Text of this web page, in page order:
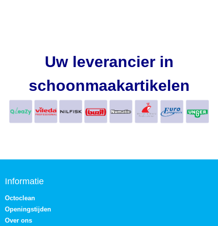
Uw leverancier in
schoonmaakartikelen
Informatie
Octoclean
Openingstijden
Over ons